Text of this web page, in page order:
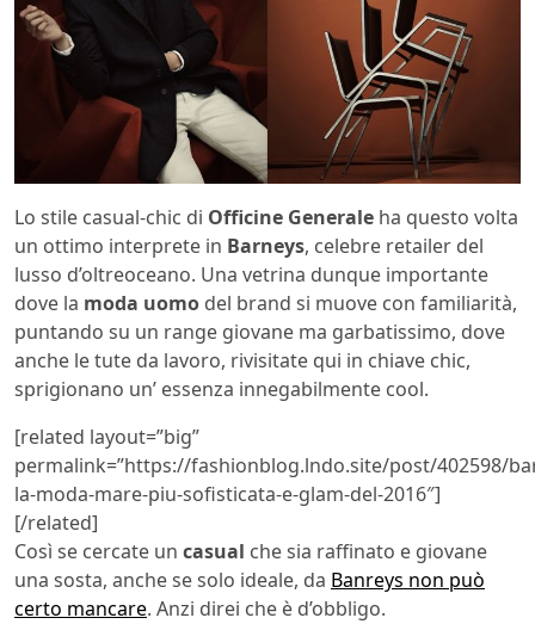
Lo stile casual-chic di Officine Generale ha questo volta
un ottimo interprete in Barneys, celebre retailer del
lusso d’oltreoceano. Una vetrina dunque importante
dove la moda uomo del brand si muove con familiarità,
puntando su un range giovane ma garbatissimo, dove
anche le tute da lavoro, rivisitate qui in chiave chic,
sprigionano un’ essenza innegabilmente cool.
[related layout=”big”
permalink=”https://fashionblog.lndo.site/post/402598/
la-moda-mare-piu-sofisticata-e-glam-del-2016″]
[/related]
Così se cercate un casual che sia raffinato e giovane
una sosta, anche se solo ideale, da Banreys non può
certo mancare. Anzi direi che è d’obbligo.